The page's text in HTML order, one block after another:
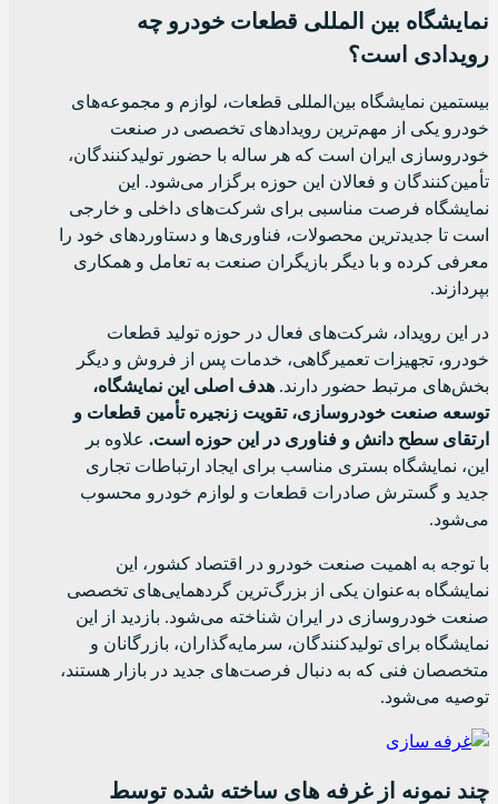
نمایشگاه بین المللی قطعات خودرو چه
رویدادی است؟
بیستمین نمایشگاه بین‌المللی قطعات، لوازم و مجموعه‌های
خودرو یکی از مهم‌ترین رویدادهای تخصصی در صنعت
خودروسازی ایران است که هر ساله با حضور تولیدکنندگان،
تأمین‌کنندگان و فعالان این حوزه برگزار می‌شود. این
نمایشگاه فرصت مناسبی برای شرکت‌های داخلی و خارجی
است تا جدیدترین محصولات، فناوری‌ها و دستاوردهای خود را
معرفی کرده و با دیگر بازیگران صنعت به تعامل و همکاری
بپردازند.
در این رویداد، شرکت‌های فعال در حوزه تولید قطعات
خودرو، تجهیزات تعمیرگاهی، خدمات پس از فروش و دیگر
بخش‌های مرتبط حضور دارند. هدف اصلی این نمایشگاه،
توسعه صنعت خودروسازی، تقویت زنجیره تأمین قطعات و
ارتقای سطح دانش و فناوری در این حوزه است. علاوه بر
این، نمایشگاه بستری مناسب برای ایجاد ارتباطات تجاری
جدید و گسترش صادرات قطعات و لوازم خودرو محسوب
می‌شود.
با توجه به اهمیت صنعت خودرو در اقتصاد کشور، این
نمایشگاه به‌عنوان یکی از بزرگ‌ترین گردهمایی‌های تخصصی
صنعت خودروسازی در ایران شناخته می‌شود. بازدید از این
نمایشگاه برای تولیدکنندگان، سرمایه‌گذاران، بازرگانان و
متخصصان فنی که به دنبال فرصت‌های جدید در بازار هستند،
توصیه می‌شود.
چند نمونه از غرفه های ساخته شده توسط